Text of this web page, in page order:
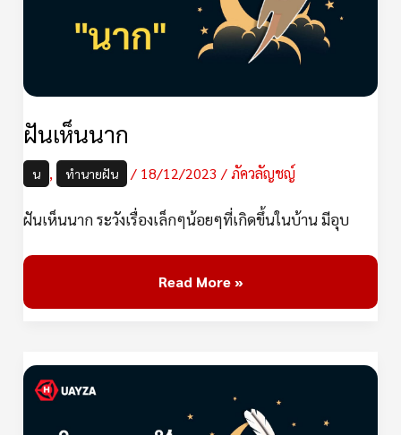
ฝันเห็นนาก
น , ทำนายฝัน / 18/12/2023/ภัควลัญชญ์
ฝันเห็นนาก ระวังเรื่องเล็กๆน้อยๆที่เกิดขึ้นในบ้าน มีอุบ
Read More »
น้ำ